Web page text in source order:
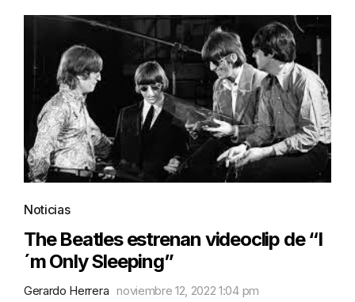
Noticias
The Beatles estrenan videoclip de “I
´m Only Sleeping”
Gerardo Herrera noviembre 12, 2022 1:04 pm